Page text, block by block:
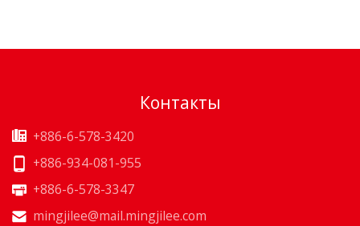
Контакты
+886-6-578-3420
+886-934-081-955
+886-6-578-3347
mingjilee@mail.mingjilee.com